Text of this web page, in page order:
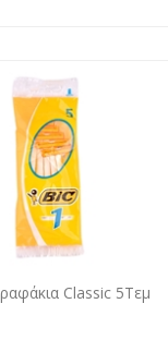
Classic 5Tεμ